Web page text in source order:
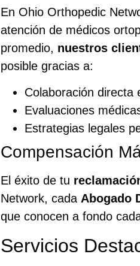
En Ohio Orthopedic
atención de médicos
promedio, nuestros
posible gracias a:
Colaboración directa
Evaluaciones
Estrategias legales
Compensación
El éxito de tu
Network, cada Abogado
que conocen a fondo
Servicios